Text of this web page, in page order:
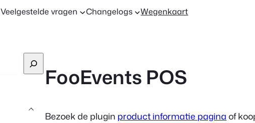
Veelgestelde vragen Changelogs Wegenkaart
FooEvents POS
Bezoek de plugin product informatie pagina of